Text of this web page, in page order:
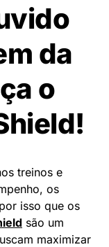
da
o
treinos e
os
isso que os
são um
maximizar